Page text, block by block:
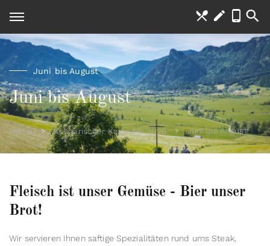
Juni bis August
Juni bis August
Home Kulinarischer Kalender 2026 Juni bis August
Fleisch ist unser Gemüse - Bier unser
Brot!
Wir servieren Ihnen saftige Spezialitäten rund ums Steak,